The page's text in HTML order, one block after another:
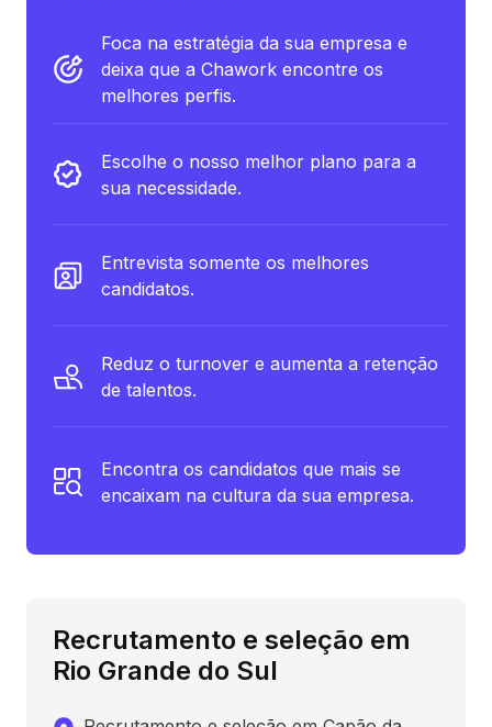
Foca na estratégia da sua empresa e
deixa que a Chawork encontre os
melhores perfis.
Escolhe o nosso melhor plano para a
sua necessidade.
Entrevista somente os melhores
candidatos.
Reduz o turnover e aumenta a retenção
de talentos.
Encontra os candidatos que mais se
encaixam na cultura da sua empresa.
Recrutamento e seleção em
Rio Grande do Sul